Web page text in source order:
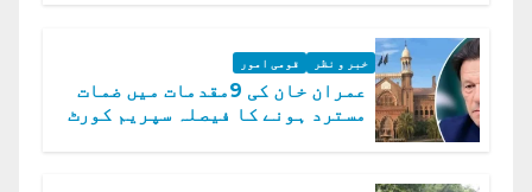
خبر و نظر قومی امور
عمران خان کی 9مقدمات میں ضمات
مسترد ہونے کا فیصلہ سپریم کورٹ